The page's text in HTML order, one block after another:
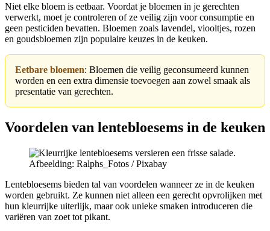
Niet elke bloem is eetbaar. Voordat je bloemen in je gerechten
verwerkt, moet je controleren of ze veilig zijn voor consumptie en
geen pesticiden bevatten. Bloemen zoals lavendel, viooltjes, rozen
en goudsbloemen zijn populaire keuzes in de keuken.
Eetbare bloemen: Bloemen die veilig geconsumeerd kunnen
worden en een extra dimensie toevoegen aan zowel smaak als
presentatie van gerechten.
Voordelen van lentebloesems in de keuken
Afbeelding: Ralphs_Fotos / Pixabay
Lentebloesems bieden tal van voordelen wanneer ze in de keuken
worden gebruikt. Ze kunnen niet alleen een gerecht opvrolijken met
hun kleurrijke uiterlijk, maar ook unieke smaken introduceren die
variëren van zoet tot pikant.